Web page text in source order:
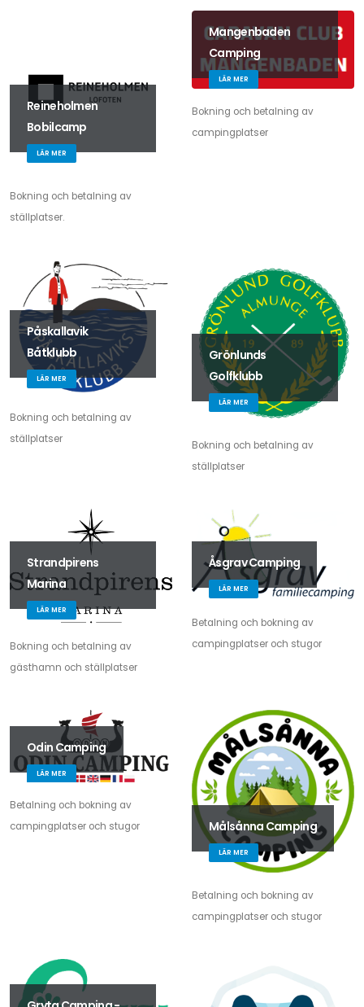
Reineholmen
Bobilcamp
LÄR MER
Bokning och betalning av
ställplatser.
Mangenbaden
Camping
LÄR MER
Bokning och betalning av
campingplatser
Påskallavik
Båtklubb
LÄR MER
Bokning och betalning av
ställplatser
Grönlunds
Golfklubb
LÄR MER
Bokning och betalning av
ställplatser
Strandpirens
Marina
LÄR MER
Bokning och betalning av
gästhamn och ställplatser
Åsgrav Camping
LÄR MER
Betalning och bokning av
campingplatser och stugor
Odin Camping
LÄR MER
Betalning och bokning av
campingplatser och stugor
Målsånna Camping
LÄR MER
Betalning och bokning av
campingplatser och stugor